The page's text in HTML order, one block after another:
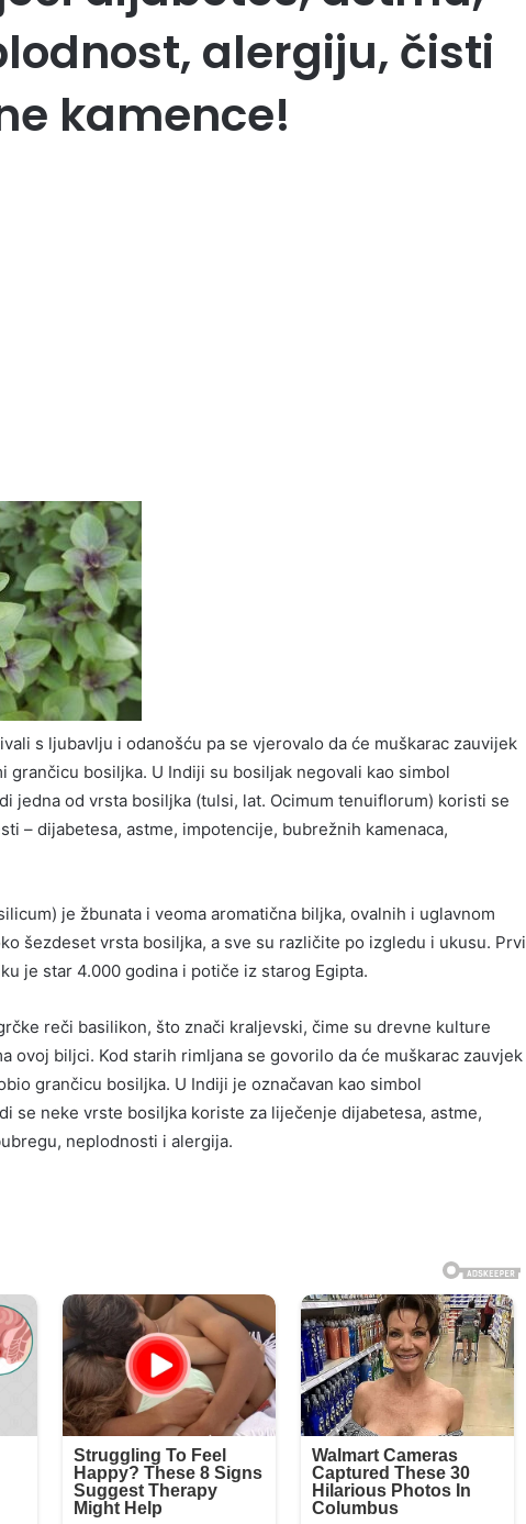
alergiju, čisti
kamence!
s ljubavlju i odanošću pa se vjerovalo da će muškarac zauvijek
grančicu bosiljka. U Indiji su bosiljak negovali kao simbol
jedna od vrsta bosiljka (tulsi, lat. Ocimum tenuiflorum) koristi se
– dijabetesa, astme, impotencije, bubrežnih kamenaca,
je žbunata i veoma aromatična biljka, ovalnih i uglavnom
šezdeset vrsta bosiljka, a sve su različite po izgledu i ukusu. Prvi
je star 4.000 godina i potiče iz starog Egipta.
reči basilikon, što znači kraljevski, čime su drevne kulture
ovoj biljci. Kod starih rimljana se govorilo da će muškarac zauvjek
grančicu bosiljka. U Indiji je označavan kao simbol
se neke vrste bosiljka koriste za liječenje dijabetesa, astme,
neplodnosti i alergija.